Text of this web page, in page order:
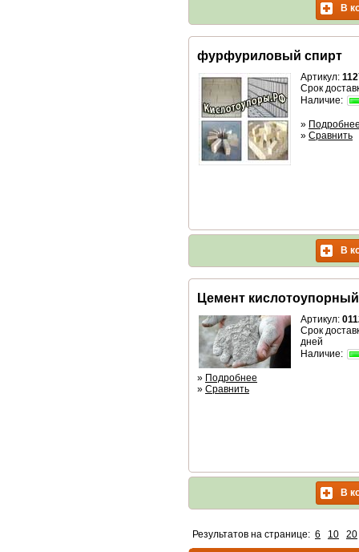
В
фурфуриловый спирт
Артикул:
Срок
Наличие:
»
» Сравнить
В
Цемент кислотоупорный
Артикул:
Срок
дней
Наличие:
» Подробнее
» Сравнить
В
Результатов на странице: 6 10 20